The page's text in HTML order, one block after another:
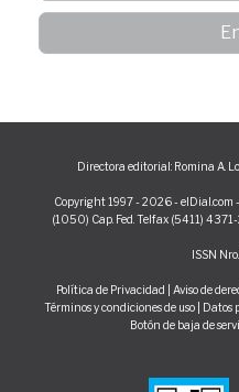
Directora editorial: Romina A.
Copyright 1997 - 2026 -
(1050) Cap. Fed. Telfax (5411)
ISSN
Política de Privacidad Aviso de
Términos y condiciones de uso| Datos
Botón de baja de